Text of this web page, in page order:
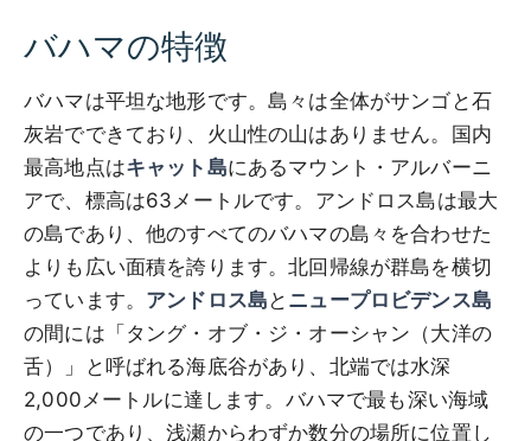
バハマの特徴
バハマは平坦な地形です。島々は全体がサンゴと石
灰岩でできており、火山性の山はありません。国内
最高地点はキャット島にあるマウント・アルバーニ
アで、標高は63メートルです。アンドロス島は最大
の島であり、他のすべてのバハマの島々を合わせた
よりも広い面積を誇ります。北回帰線が群島を横切
っています。 アンドロス島 と ニュープロビデンス島
の間には「タング・オブ・ジ・オーシャン（大洋の
舌）」と呼ばれる海底谷があり、北端では水深
2,000メートルに達します。バハマで最も深い海域
の一つであり、浅瀬からわずか数分の場所に位置し